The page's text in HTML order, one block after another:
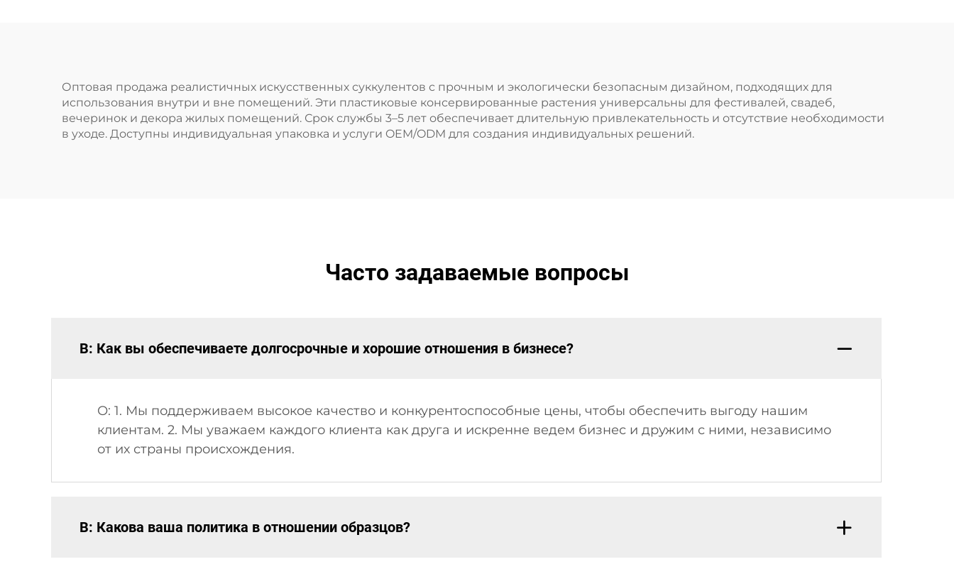
Оптовая продажа реалистичных искусственных суккулентов с прочным и экологически безопасным дизайном, подходящих для
использования внутри и вне помещений. Эти пластиковые консервированные растения универсальны для фестивалей, свадеб,
вечеринок и декора жилых помещений. Срок службы 3–5 лет обеспечивает длительную привлекательность и отсутствие необходимости
в уходе. Доступны индивидуальная упаковка и услуги OEM/ODM для создания индивидуальных решений.
Часто задаваемые вопросы
В: Как вы обеспечиваете долгосрочные и хорошие отношения в бизнесе?
О: 1. Мы поддерживаем высокое качество и конкурентоспособные цены, чтобы обеспечить выгоду нашим
клиентам. 2. Мы уважаем каждого клиента как друга и искренне ведем бизнес и дружим с ними, независимо
от их страны происхождения.
В: Какова ваша политика в отношении образцов?